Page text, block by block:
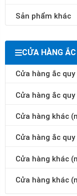
Sản phẩm khác
CỬA HÀNG
Cửa hàng ắc
Cửa hàng ắc
Cửa hàng khác
Cửa hàng ắc quy
Cửa hàng khác
Cửa hàng khác